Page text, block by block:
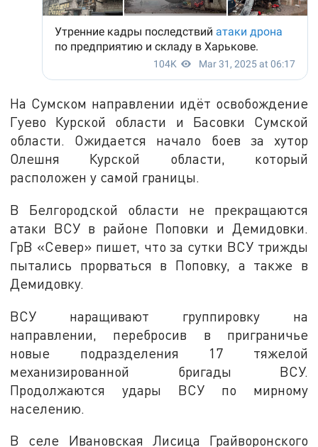
На Сумском направлении идёт освобождение
Гуево Курской области и Басовки Сумской
области. Ожидается начало боев за хутор
Олешня Курской области, который
расположен у самой границы.
В Белгородской области не прекращаются
атаки ВСУ в районе Поповки и Демидовки.
ГрВ «Север» пишет, что за сутки ВСУ трижды
пытались прорваться в Поповку, а также в
Демидовку.
ВСУ наращивают группировку на
направлении, перебросив в приграничье
новые подразделения 17 тяжелой
механизированной бригады ВСУ.
Продолжаются удары ВСУ по мирному
населению.
В селе Ивановская Лисица Грайворонского